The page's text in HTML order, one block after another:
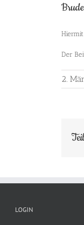
Der
2.
LOGIN